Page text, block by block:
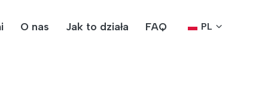
O nas Jak to działa FAQ PL